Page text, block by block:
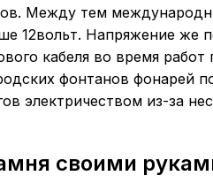
Между тем
12вольт. Напряжение же
кабеля во время
фонтанов фонарей
электричеством из-за
своими